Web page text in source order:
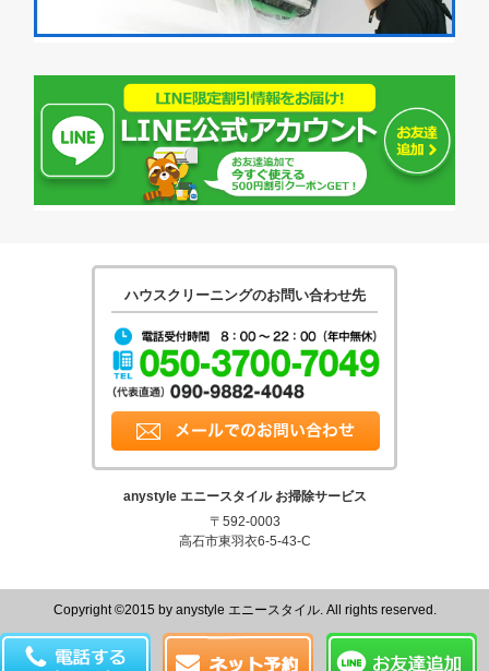
ハウスクリーニングのお問い合わせ先
tel:05037007049
anystyle エニースタイル お掃除サービス
〒592-0003
高石市東羽衣6-5-43-C
Copyright ©2015 by anystyle エニースタイル. All rights reserved.